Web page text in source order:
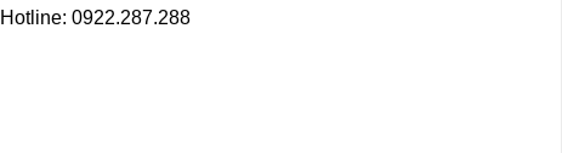
0922.287.288